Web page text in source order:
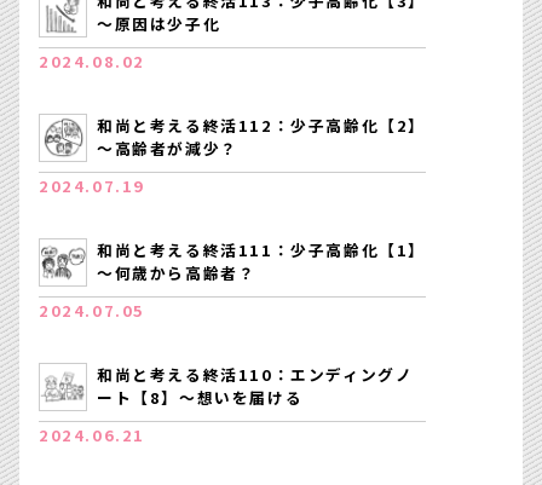
～原因は少子化
2024.08.02
和尚と考える終活112：少子高齢化【2】
～高齢者が減少？
2024.07.19
和尚と考える終活111：少子高齢化【1】
～何歳から高齢者？
2024.07.05
和尚と考える終活110：エンディングノ
ート【8】～想いを届ける
2024.06.21